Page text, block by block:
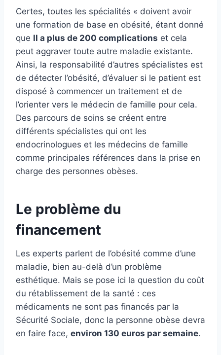
Certes, toutes les spécialités « doivent avoir
une formation de base en obésité, étant donné
que Il a plus de 200 complications et cela
peut aggraver toute autre maladie existante.
Ainsi, la responsabilité d’autres spécialistes est
de détecter l’obésité, d’évaluer si le patient est
disposé à commencer un traitement et de
l’orienter vers le médecin de famille pour cela.
Des parcours de soins se créent entre
différents spécialistes qui ont les
endocrinologues et les médecins de famille
comme principales références dans la prise en
charge des personnes obèses.
Le problème du
financement
Les experts parlent de l’obésité comme d’une
maladie, bien au-delà d’un problème
esthétique. Mais se pose ici la question du coût
du rétablissement de la santé : ces
médicaments ne sont pas financés par la
Sécurité Sociale, donc la personne obèse devra
en faire face, environ 130 euros par semaine.